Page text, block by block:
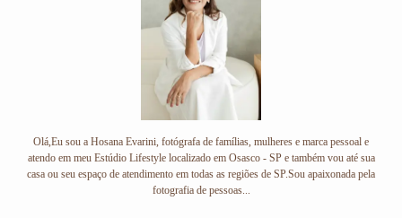
Olá,Eu sou a Hosana Evarini, fotógrafa de famílias, mulheres e marca pessoal e
atendo em meu Estúdio Lifestyle localizado em Osasco - SP e também vou até sua
casa ou seu espaço de atendimento em todas as regiões de SP.Sou apaixonada pela
fotografia de pessoas...